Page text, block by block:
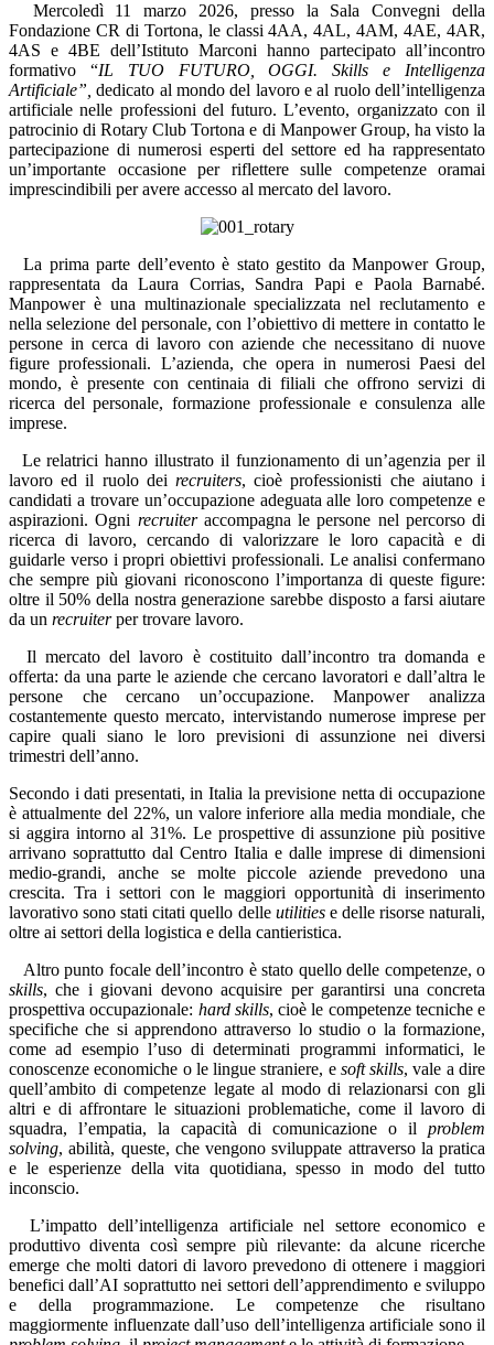
Mercoledì 11 marzo 2026, presso la Sala Convegni della
Fondazione CR di Tortona, le classi 4AA, 4AL, 4AM, 4AE, 4AR,
4AS e 4BE dell’Istituto Marconi hanno partecipato all’incontro
formativo “IL TUO FUTURO, OGGI. Skills e Intelligenza
Artificiale”, dedicato al mondo del lavoro e al ruolo dell’intelligenza
artificiale nelle professioni del futuro. L’evento, organizzato con il
patrocinio di Rotary Club Tortona e di Manpower Group, ha visto la
partecipazione di numerosi esperti del settore ed ha rappresentato
un’importante occasione per riflettere sulle competenze oramai
imprescindibili per avere accesso al mercato del lavoro.
La prima parte dell’evento è stato gestito da Manpower Group,
rappresentata da Laura Corrias, Sandra Papi e Paola Barnabé.
Manpower è una multinazionale specializzata nel reclutamento e
nella selezione del personale, con l’obiettivo di mettere in contatto le
persone in cerca di lavoro con aziende che necessitano di nuove
figure professionali. L’azienda, che opera in numerosi Paesi del
mondo, è presente con centinaia di filiali che offrono servizi di
ricerca del personale, formazione professionale e consulenza alle
imprese.
Le relatrici hanno illustrato il funzionamento di un’agenzia per il
lavoro ed il ruolo dei recruiters, cioè professionisti che aiutano i
candidati a trovare un’occupazione adeguata alle loro competenze e
aspirazioni. Ogni recruiteraccompagna le persone nel percorso di
ricerca di lavoro, cercando di valorizzare le loro capacità e di
guidarle verso i propri obiettivi professionali. Le analisi confermano
che sempre più giovani riconoscono l’importanza di queste figure:
oltre il 50% della nostra generazione sarebbe disposto a farsi aiutare
da un recruiterper trovare lavoro.
Il mercato del lavoro è costituito dall’incontro tra domanda e
offerta: da una parte le aziende che cercano lavoratori e dall’altra le
persone che cercano un’occupazione. Manpower analizza
costantemente questo mercato, intervistando numerose imprese per
capire quali siano le loro previsioni di assunzione nei diversi
trimestri dell’anno.
Secondo i dati presentati, in Italia la previsione netta di occupazione
è attualmente del 22%, un valore inferiore alla media mondiale, che
si aggira intorno al 31%. Le prospettive di assunzione più positive
arrivano soprattutto dal Centro Italia e dalle imprese di dimensioni
medio-grandi, anche se molte piccole aziende prevedono una
crescita. Tra i settori con le maggiori opportunità di inserimento
lavorativo sono stati citati quello delle utilitiese delle risorse naturali,
oltre ai settori della logistica e della cantieristica.
Altro punto focale dell’incontro è stato quello delle competenze, o
skills, che i giovani devono acquisire per garantirsi una concreta
prospettiva occupazionale: hard skills, cioè le competenze tecniche e
specifiche che si apprendono attraverso lo studio o la formazione,
come ad esempio l’uso di determinati programmi informatici, le
conoscenze economiche o le lingue straniere, e soft skills, vale a dire
quell’ambito di competenze legate al modo di relazionarsi con gli
altri e di affrontare le situazioni problematiche, come il lavoro di
squadra, l’empatia, la capacità di comunicazione o il problem
solving, abilità, queste, che vengono sviluppate attraverso la pratica
e le esperienze della vita quotidiana, spesso in modo del tutto
inconscio.
L’impatto dell’intelligenza artificiale nel settore economico e
produttivo diventa così sempre più rilevante: da alcune ricerche
emerge che molti datori di lavoro prevedono di ottenere i maggiori
benefici dall’AI soprattutto nei settori dell’apprendimento e sviluppo
e della programmazione. Le competenze che risultano
maggiormente influenzate dall’uso dell’intelligenza artificiale sono il